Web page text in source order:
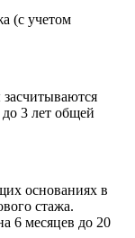
(с учетом
до 3 лет общей
основаниях в
стажа.
6 месяцев до 20